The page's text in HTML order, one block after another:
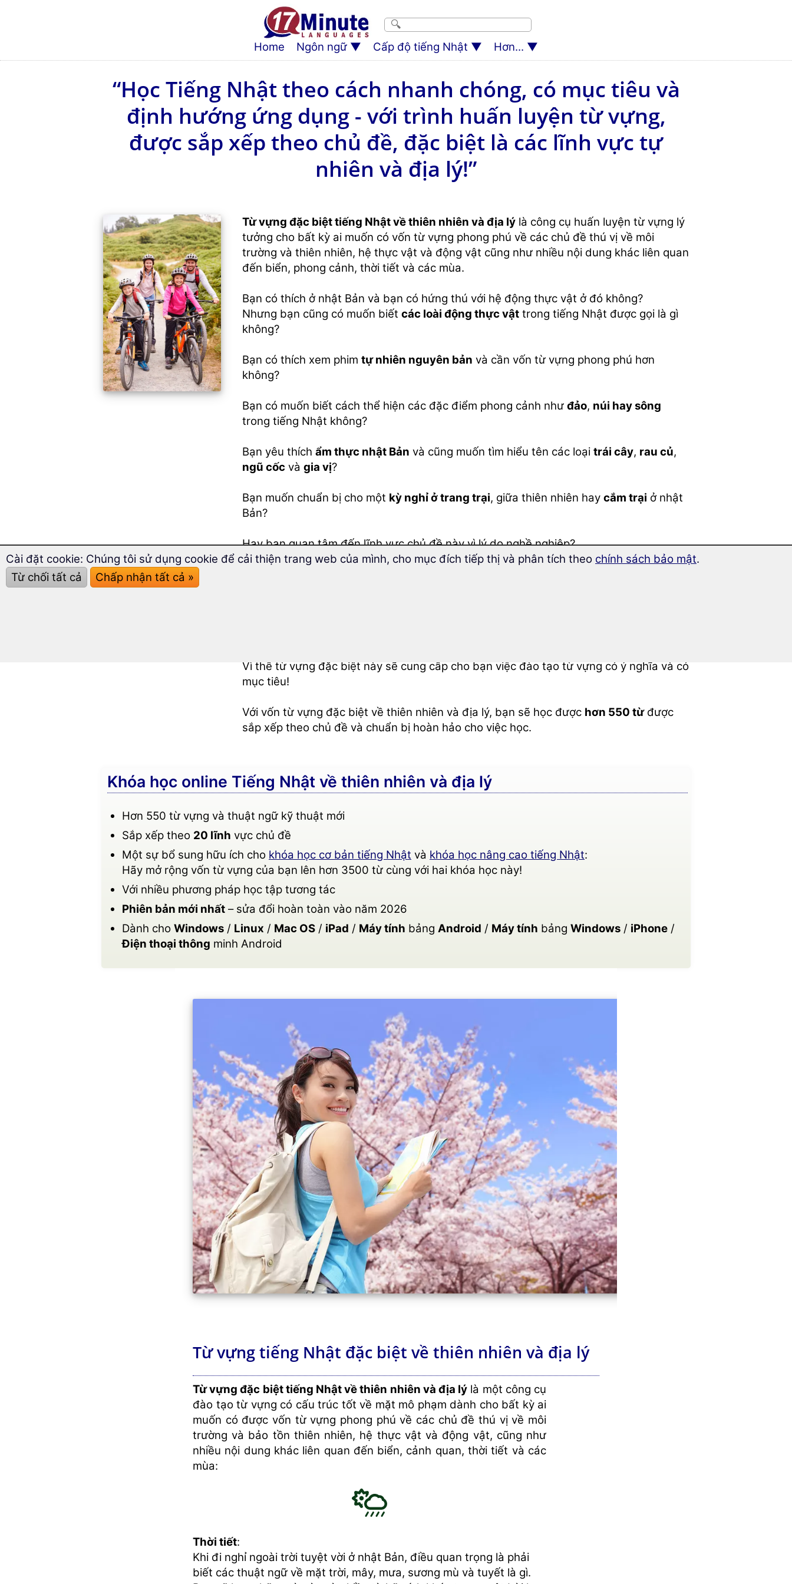
Home Ngôn ngữ Cấp độ tiếng Nhật Hơn...
“Học Tiếng Nhật theo cách nhanh chóng, có mục tiêu và
định hướng ứng dụng - với trình huấn luyện từ vựng,
được sắp xếp theo chủ đề, đặc biệt là các lĩnh vực tự
nhiên và địa lý!”
Từ vựng đặc biệt tiếng Nhật về thiên nhiên và địa lý là công cụ huấn luyện từ vựng lý
tưởng cho bất kỳ ai muốn có vốn từ vựng phong phú về các chủ đề thú vị về môi
trường và thiên nhiên, hệ thực vật và động vật cũng như nhiều nội dung khác liên quan
đến biển, phong cảnh, thời tiết và các mùa.
Bạn có thích ở nhật Bản và bạn có hứng thú với hệ động thực vật ở đó không?
Nhưng bạn cũng có muốn biết các loài động thực vật trong tiếng Nhật được gọi là gì
không?
Bạn có thích xem phim tự nhiên nguyên bản và cần vốn từ vựng phong phú hơn
không?
Bạn có muốn biết cách thể hiện các đặc điểm phong cảnh như đảo, núi hay sông
trong tiếng Nhật không?
Bạn yêu thích ẩm thực nhật Bản và cũng muốn tìm hiểu tên các loại trái cây, rau củ,
ngũ cốc và gia vị?
Bạn muốn chuẩn bị cho một kỳ nghỉ ở trang trại, giữa thiên nhiên hay cắm trại ở nhật
Bản?
Hay bạn quan tâm đến lĩnh vực chủ đề này vì lý do nghề nghiệp?
Vì thế từ vựng đặc biệt này sẽ cung cấp cho bạn việc đào tạo từ vựng có ý nghĩa và có
mục tiêu!
Với vốn từ vựng đặc biệt về thiên nhiên và địa lý, bạn sẽ học được hơn 550 từđược
sắp xếp theo chủ đề và chuẩn bị hoàn hảo cho việc học.
Khóa học online Tiếng Nhật về thiên nhiên và địa lý
Hơn 550 từ vựng và thuật ngữ kỹ thuật mới
Sắp xếp theo 20 lĩnh vực chủ đề
Một sự bổ sung hữu ích cho khóa học cơ bản tiếng Nhật và khóa học nâng cao tiếng Nhật:
Hãy mở rộng vốn từ vựng của bạn lên hơn 3500 từ cùng với hai khóa học này!
Với nhiều phương pháp học tập tương tác
Phiên bản mới nhất – sửa đổi hoàn toàn vào năm 2026
Dành cho Windows / Linux / Mac OS / iPad / Máy tính bảng Android / Máy tính bảng Windows / iPhone /
Điện thoại thông minh Android
Từ vựng tiếng Nhật đặc biệt về thiên nhiên và địa lý
Từ vựng đặc biệt tiếng Nhật về thiên nhiên và địa lý là một công cụ
đào tạo từ vựng có cấu trúc tốt về mặt mô phạm dành cho bất kỳ ai
muốn có được vốn từ vựng phong phú về các chủ đề thú vị về môi
trường và bảo tồn thiên nhiên, hệ thực vật và động vật, cũng như
nhiều nội dung khác liên quan đến biển, cảnh quan, thời tiết và các
mùa:
Thời tiết:
Khi đi nghỉ ngoài trời tuyệt vời ở nhật Bản, điều quan trọng là phải
biết các thuật ngữ về mặt trời, mây, mưa, sương mù và tuyết là gì.
Cài đặt cookie: Chúng tôi sử dụng cookie để cải thiện trang web của mình, cho mục đích tiếp thị và phân tích theo chính sách bảo mật.
Từ chối tất cả
Chấp nhận tất cả »